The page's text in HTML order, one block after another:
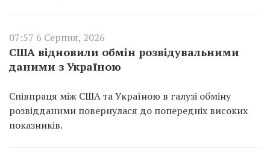
07:57 6 Серпня, 2026
США відновили обмін розвідувальними
даними з Україною
Співпраця між США та Україною в галузі обміну
розвідданими повернулася до попередніх високих
показників.